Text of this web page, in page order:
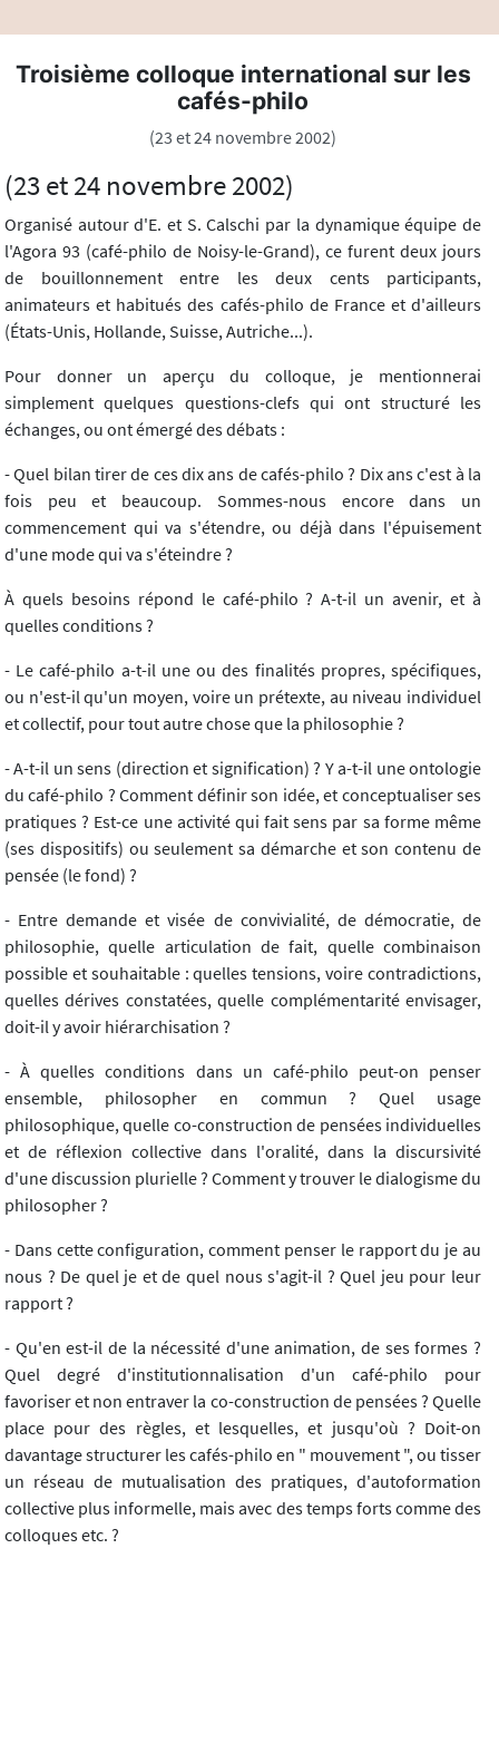
Troisième colloque international sur les
cafés-philo
(23 et 24 novembre 2002)
(23 et 24 novembre 2002)
Organisé autour d'E. et S. Calschi par la dynamique équipe de
l'Agora 93 (café-philo de Noisy-le-Grand), ce furent deux jours
de bouillonnement entre les deux cents participants,
animateurs et habitués des cafés-philo de France et d'ailleurs
(États-Unis, Hollande, Suisse, Autriche...).
Pour donner un aperçu du colloque, je mentionnerai
simplement quelques questions-clefs qui ont structuré les
échanges, ou ont émergé des débats :
- Quel bilan tirer de ces dix ans de cafés-philo ? Dix ans c'est à la
fois peu et beaucoup. Sommes-nous encore dans un
commencement qui va s'étendre, ou déjà dans l'épuisement
d'une mode qui va s'éteindre ?
À quels besoins répond le café-philo ? A-t-il un avenir, et à
quelles conditions ?
- Le café-philo a-t-il une ou des finalités propres, spécifiques,
ou n'est-il qu'un moyen, voire un prétexte, au niveau individuel
et collectif, pour tout autre chose que la philosophie ?
- A-t-il un sens (direction et signification) ? Y a-t-il une ontologie
du café-philo ? Comment définir son idée, et conceptualiser ses
pratiques ? Est-ce une activité qui fait sens par sa forme même
(ses dispositifs) ou seulement sa démarche et son contenu de
pensée (le fond) ?
- Entre demande et visée de convivialité, de démocratie, de
philosophie, quelle articulation de fait, quelle combinaison
possible et souhaitable : quelles tensions, voire contradictions,
quelles dérives constatées, quelle complémentarité envisager,
doit-il y avoir hiérarchisation ?
- À quelles conditions dans un café-philo peut-on penser
ensemble, philosopher en commun ? Quel usage
philosophique, quelle co-construction de pensées individuelles
et de réflexion collective dans l'oralité, dans la discursivité
d'une discussion plurielle ? Comment y trouver le dialogisme du
philosopher ?
- Dans cette configuration, comment penser le rapport du je au
nous ? De quel je et de quel nous s'agit-il ? Quel jeu pour leur
rapport ?
- Qu'en est-il de la nécessité d'une animation, de ses formes ?
Quel degré d'institutionnalisation d'un café-philo pour
favoriser et non entraver la co-construction de pensées ? Quelle
place pour des règles, et lesquelles, et jusqu'où ? Doit-on
davantage structurer les cafés-philo en " mouvement ", ou tisser
un réseau de mutualisation des pratiques, d'autoformation
collective plus informelle, mais avec des temps forts comme des
colloques etc. ?